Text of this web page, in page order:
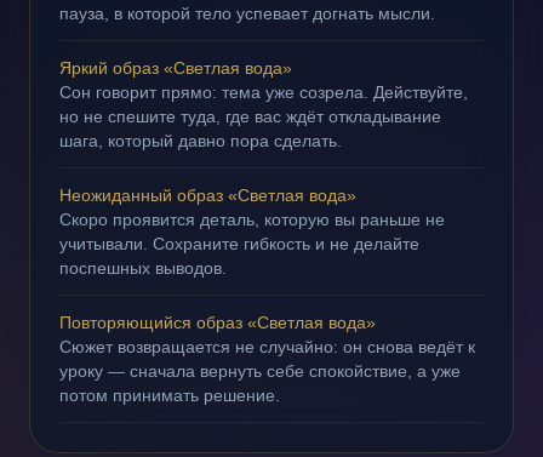
пауза, в которой тело успевает догнать мысли.
Яркий образ «Светлая вода»
Сон говорит прямо: тема уже созрела. Действуйте,
но не спешите туда, где вас ждёт откладывание
шага, который давно пора сделать.
Неожиданный образ «Светлая вода»
Скоро проявится деталь, которую вы раньше не
учитывали. Сохраните гибкость и не делайте
поспешных выводов.
Повторяющийся образ «Светлая вода»
Сюжет возвращается не случайно: он снова ведёт к
уроку — сначала вернуть себе спокойствие, а уже
потом принимать решение.